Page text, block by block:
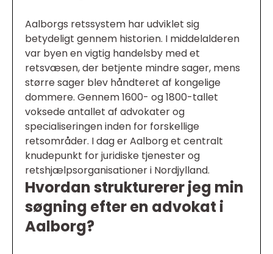
Aalborgs retssystem har udviklet sig
betydeligt gennem historien. I middelalderen
var byen en vigtig handelsby med et
retsvæsen, der betjente mindre sager, mens
større sager blev håndteret af kongelige
dommere. Gennem 1600- og 1800-tallet
voksede antallet af advokater og
specialiseringen inden for forskellige
retsområder. I dag er Aalborg et centralt
knudepunkt for juridiske tjenester og
retshjælpsorganisationer i Nordjylland.
Hvordan strukturerer jeg min
søgning efter en advokat i
Aalborg?